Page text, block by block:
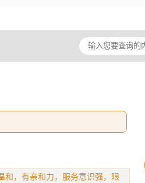
和，有亲和力，服务意识强，眼